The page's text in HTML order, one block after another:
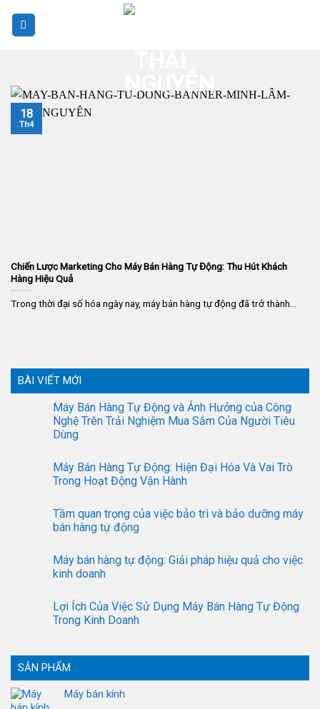
Chiến Lược Marketing Cho Máy Bán Hàng Tự Động: Thu Hút Khách
Hàng Hiệu Quả
Trong thời đại số hóa ngày nay, máy bán hàng tự động đã trở thành...
18
Th4
BÀI VIẾT MỚI
Máy Bán Hàng Tự Động và Ảnh Hưởng của Công
Nghệ Trên Trải Nghiệm Mua Sắm Của Người Tiêu
Dùng
Máy Bán Hàng Tự Động: Hiện Đại Hóa Và Vai Trò
Trong Hoạt Động Vận Hành
Tầm quan trọng của việc bảo trì và bảo dưỡng máy
bán hàng tự động
Máy bán hàng tự động: Giải pháp hiệu quả cho việc
kinh doanh
Lợi Ích Của Việc Sử Dụng Máy Bán Hàng Tự Động
Trong Kinh Doanh
SẢN PHẨM
Máy bán kính